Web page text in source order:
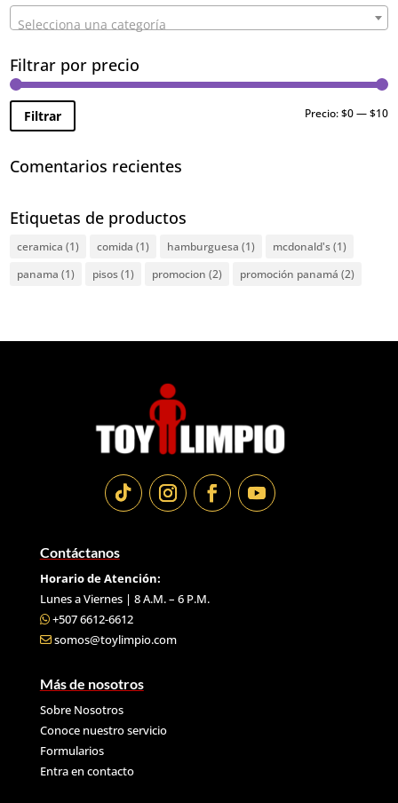
Selecciona una categoría
Filtrar por precio
Filtrar Precio:$0—$10
Comentarios recientes
Etiquetas de productos
ceramica (1) comida (1) hamburguesa (1) mcdonald's(1)
panama (1) pisos(1) promocion (2) promoción panamá (2)
Contáctanos
Horario de Atención:
Lunes a Viernes | 8 A.M. – 6 P.M.
+507 6612-6612
somos@toylimpio.com
Más de nosotros
Sobre Nosotros
Conoce nuestro servicio
Formularios
Entra en contacto